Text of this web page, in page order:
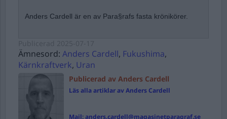
Anders Cardell är en av Para§rafs fasta krönikörer.
Ämnesord: Anders Cardell, Fukushima,
Kärnkraftverk, Uran
Publicerad av Anders Cardell
Läs alla artiklar av Anders Cardell
Mail:anders.cardell@magasinetparagraf.se